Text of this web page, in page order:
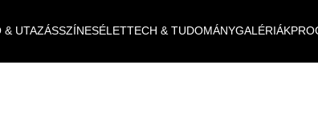
& UTAZÁSSZÍNESÉLETTECH & TUDOMÁNYGALÉRIÁK